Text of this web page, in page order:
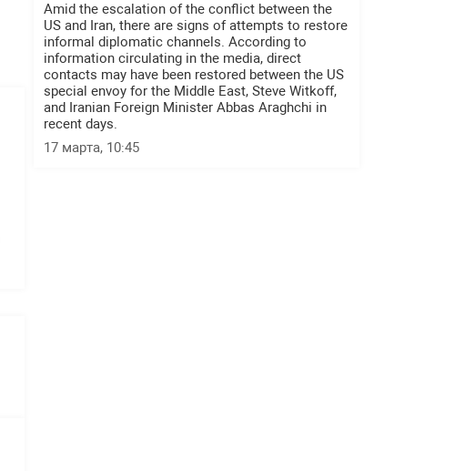
Amid the escalation of the conflict between the
US and Iran, there are signs of attempts to restore
informal diplomatic channels. According to
information circulating in the media, direct
contacts may have been restored between the US
special envoy for the Middle East, Steve Witkoff,
and Iranian Foreign Minister Abbas Araghchi in
recent days.
17 марта, 10:45